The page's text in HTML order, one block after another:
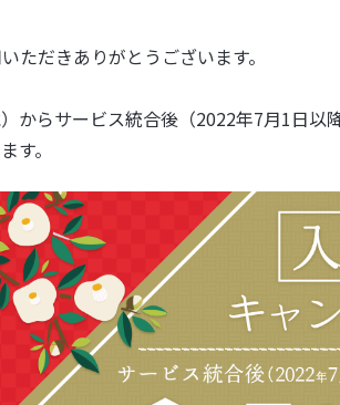
ただきありがとうございます。
からサービス統合後（2022年7月1日
す。